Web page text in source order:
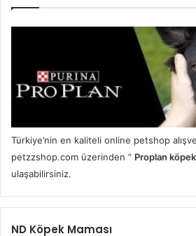
Türkiye’nin en kaliteli online petshop
petzzshop.com üzerinden ” Proplan
ulaşabilirsiniz.
ND Köpek Maması